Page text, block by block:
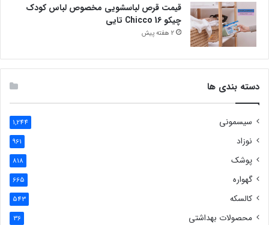
قیمت قرص لباسشویی مخصوص لباس کودک
چیکو Chicco 16 تایی
2 هفته پیش
دسته بندی ها
سیسمونی 1,244
نوزاد 961
پوشک 818
گهواره 665
کالسکه 543
محصولات بهداشتی 36